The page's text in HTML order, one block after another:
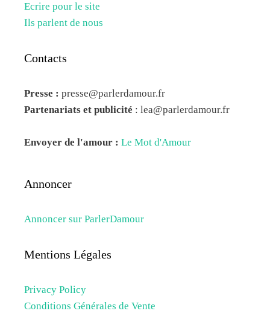
Ecrire pour le site
Ils parlent de nous
Contacts
Presse : presse@parlerdamour.fr
Partenariats et publicité : lea@parlerdamour.fr
Envoyer de l'amour : Le Mot d'Amour
Annoncer
Annoncer sur ParlerDamour
Mentions Légales
Privacy Policy
Conditions Générales de Vente